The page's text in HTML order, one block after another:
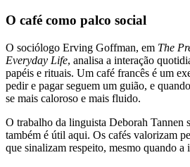
O café como palco social
O sociólogo Erving Goffman, em The
Everyday Life, analisa a interação
papéis e rituais. Um café francês é um
pedir e pagar seguem um guião, e
se mais caloroso e mais fluido.
O trabalho da linguista Deborah Tannen
também é útil aqui. Os cafés valorizam
que sinalizam respeito, mesmo quando a